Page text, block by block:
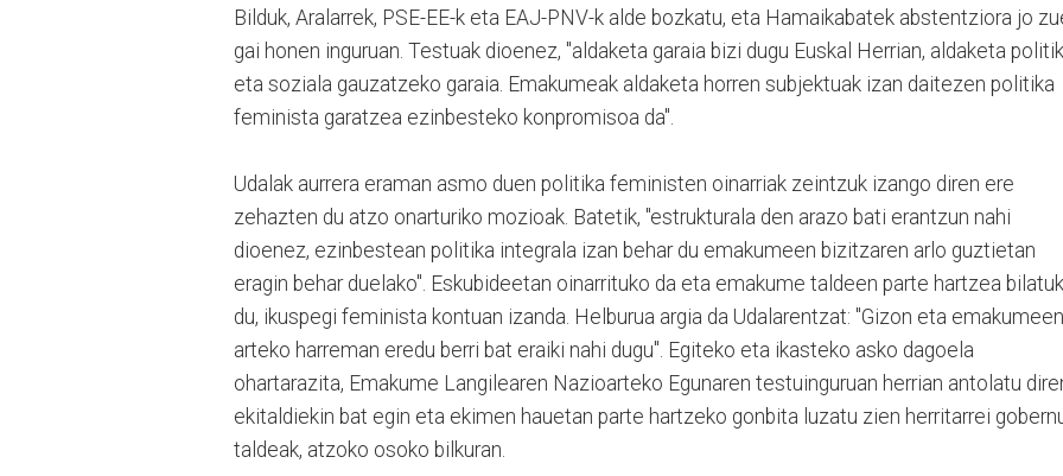
Bilduk, Aralarrek, PSE-EE-k eta EAJ-PNV-k alde bozkatu, eta Hamaikabatek abstentziora jo
gai honen inguruan. Testuak dioenez, "aldaketa garaia bizi dugu Euskal Herrian, aldaketa
eta soziala gauzatzeko garaia. Emakumeak aldaketa horren subjektuak izan daitezen politika
feminista garatzea ezinbesteko konpromisoa da".
Udalak aurrera eraman asmo duen politika feministen oinarriak zeintzuk izango diren ere
zehazten du atzo onarturiko mozioak. Batetik, "estrukturala den arazo bati erantzun nahi
dioenez, ezinbestean politika integrala izan behar du emakumeen bizitzaren arlo guztietan
eragin behar duelako". Eskubideetan oinarrituko da eta emakume taldeen parte hartzea
du, ikuspegi feminista kontuan izanda. Helburua argia da Udalarentzat: "Gizon eta emakumeen
arteko harreman eredu berri bat eraiki nahi dugu". Egiteko eta ikasteko asko dagoela
ohartarazita, Emakume Langilearen Nazioarteko Egunaren testuinguruan herrian antolatu
ekitaldiekin bat egin eta ekimen hauetan parte hartzeko gonbita luzatu zien herritarrei
taldeak, atzoko osoko bilkuran.